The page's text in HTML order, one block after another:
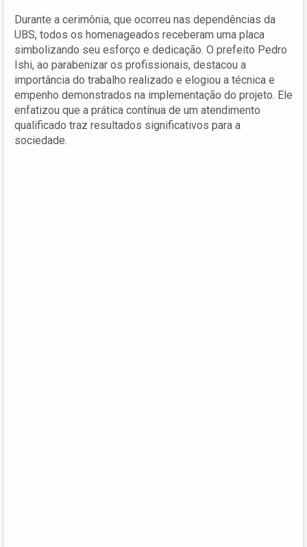
Durante a cerimônia, que ocorreu nas dependências da
UBS, todos os homenageados receberam uma placa
simbolizando seu esforço e dedicação. O prefeito Pedro
Ishi, ao parabenizar os profissionais, destacou a
importância do trabalho realizado e elogiou a técnica e
empenho demonstrados na implementação do projeto. Ele
enfatizou que a prática contínua de um atendimento
qualificado traz resultados significativos para a
sociedade.